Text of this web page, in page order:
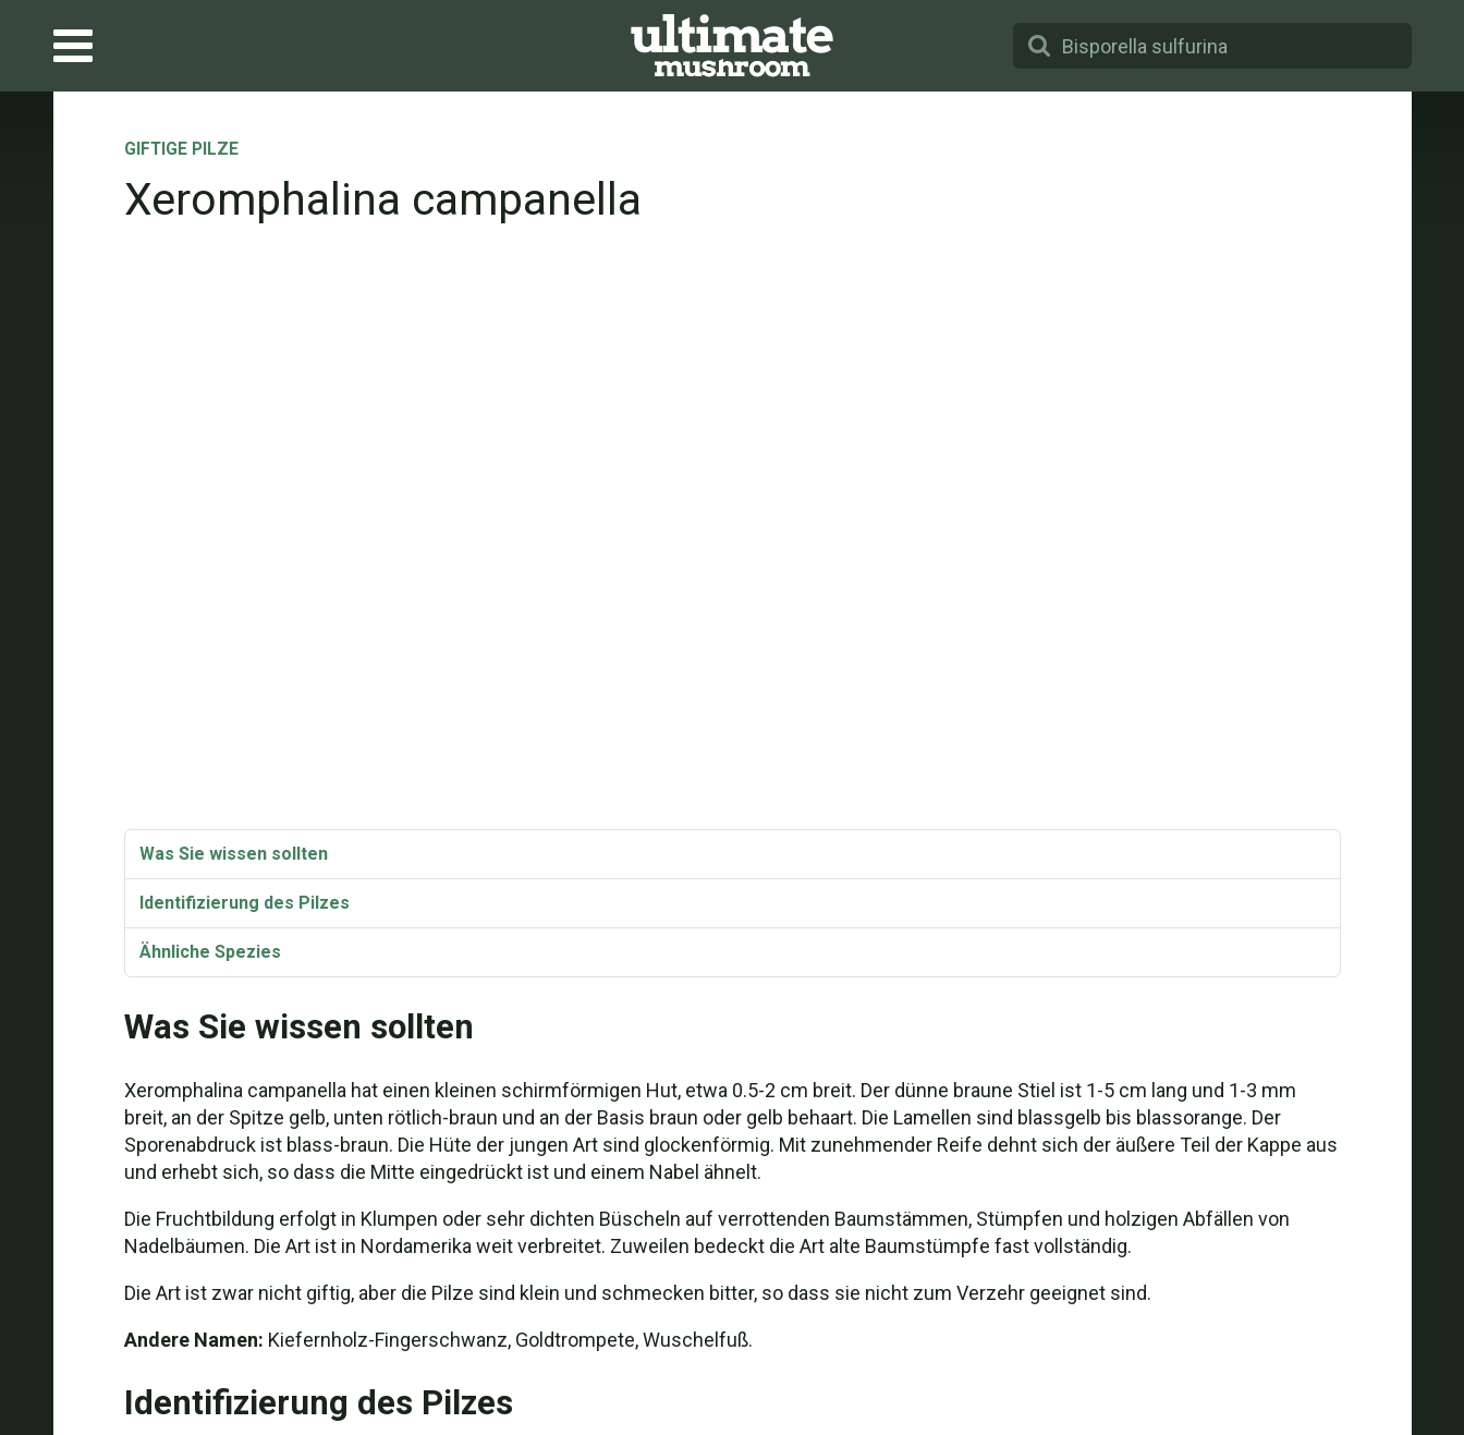
GIFTIGE PILZE
Xeromphalina campanella
Was Sie wissen sollten
Identifizierung des Pilzes
Ähnliche Spezies
Was Sie wissen sollten
Xeromphalina campanella hat einen kleinen schirmförmigen Hut, etwa 0.5-2 cm breit. Der dünne braune Stiel ist 1-5 cm lang und 1-3 mm
breit, an der Spitze gelb, unten rötlich-braun und an der Basis braun oder gelb behaart. Die Lamellen sind blassgelb bis blassorange. Der
Sporenabdruck ist blass-braun. Die Hüte der jungen Art sind glockenförmig. Mit zunehmender Reife dehnt sich der äußere Teil der Kappe aus
und erhebt sich, so dass die Mitte eingedrückt ist und einem Nabel ähnelt.
Die Fruchtbildung erfolgt in Klumpen oder sehr dichten Büscheln auf verrottenden Baumstämmen, Stümpfen und holzigen Abfällen von
Nadelbäumen. Die Art ist in Nordamerika weit verbreitet. Zuweilen bedeckt die Art alte Baumstümpfe fast vollständig.
Die Art ist zwar nicht giftig, aber die Pilze sind klein und schmecken bitter, so dass sie nicht zum Verzehr geeignet sind.
Andere Namen: Kiefernholz-Fingerschwanz, Goldtrompete, Wuschelfuß.
Identifizierung des Pilzes